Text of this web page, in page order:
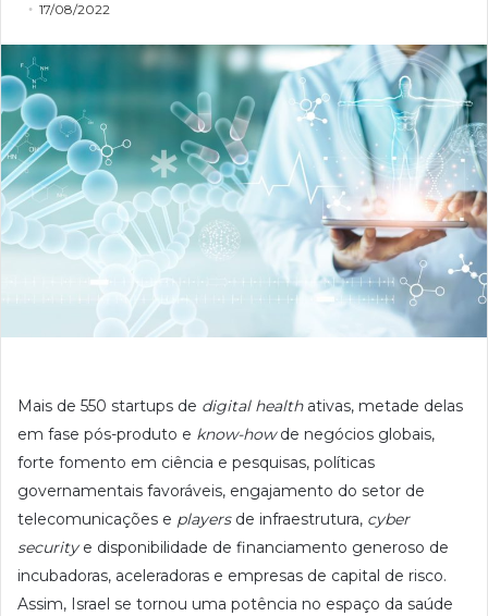
17/08/2022
Mais de 550 startups de digital healthativas, metade delas
em fase pós-produto e know-howde negócios globais,
forte fomento em ciência e pesquisas, políticas
governamentais favoráveis, engajamento do setor de
telecomunicações e players de infraestrutura, cyber
security ​​ e disponibilidade de financiamento generoso de
incubadoras, aceleradoras e empresas de capital de risco.
Assim, Israel se tornou uma potência no espaço da saúde